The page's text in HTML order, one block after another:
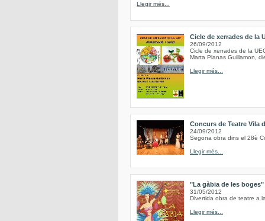
Llegir més...
Cicle de xerrades de la
26/09/2012
Cicle de xerrades de la
Marta Planas Guillamon,
Llegir més...
Concurs de Teatre Vila
24/09/2012
Segona obra dins el 28è
Llegir més...
"La gàbia de les boges"
31/05/2012
Divertida obra de teatre a
Llegir més...